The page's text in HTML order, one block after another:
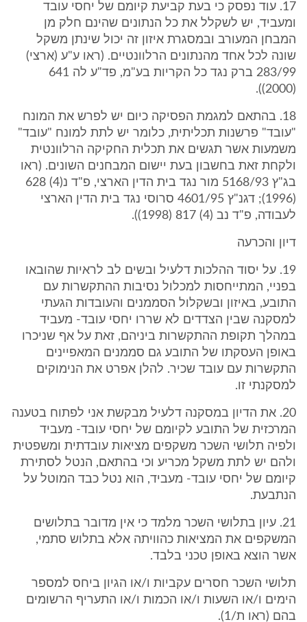
17. עוד נפסק כי בעת קביעת קיומם של יחסי עובד
ומעביד, יש לשקלל את כל הנתונים שהינם חלק מן
המבחן המעורב ובמסגרת איזון זה יכול שינתן משקל
שונה לכל אחד מהנתונים הרלוונטיים. (ראו ע"ע (ארצי)
283/99 ברק נגד כל הקריות בע"מ, פד"ע לה 641
(2000)).
18. בהתאם למגמת הפסיקה כיום יש לפרש את המונח
"עובד" פרשנות תכליתית, כלומר יש לתת למונח "עובד"
משמעות אשר תגשים את תכלית החקיקה הרלוונטית
ולקחת זאת בחשבון בעת יישום המבחנים השונים. (ראו
בג"ץ 5168/93 מור נגד בית הדין הארצי, פ"ד נ(4) 628
(1996); דגנ"ץ 4601/95 סרוסי נגד בית הדין הארצי
לעבודה, פ"ד נב (4) 817 (1998)).
דיון והכרעה
19. על יסוד ההלכות דלעיל ובשים לב לראיות שהובאו
בפניי, המתייחסות למכלול נסיבות ההתקשרות עם
התובע, באיזון ובשקלול הסממנים והעובדות הגעתי
למסקנה שבין הצדדים לא שררו יחסי עובד- מעביד
במהלך תקופת ההתקשרות ביניהם, זאת על אף שניכרו
באופן העסקתו של התובע גם סממנים המאפיינים
התקשרות עם עובד שכיר. להלן אפרט את הנימוקים
למסקנתי זו.
20. את הדיון במסקנה דלעיל מבקשת אני לפתוח בטענה
המרכזית של התובע לקיומם של יחסי עובד- מעביד
ולפיה תלושי השכר משקפים מציאות עובדתית ומשפטית
ולהם יש לתת משקל מכריע וכי בהתאם, הנטל לסתירת
קיומם של יחסי עובד- מעביד, הוא נטל כבד המוטל על
הנתבעת.
21. עיון בתלושי השכר מלמד כי אין מדובר בתלושים
המשקפים את המציאות כהוויתה אלא בתלוש סתמי,
אשר הוצא באופן טכני בלבד.
תלושי השכר חסרים עקביות ו/או הגיון ביחס למספר
הימים ו/או השעות ו/או הכמות ו/או התעריף הרשומים
בהם (ראו ת/1).